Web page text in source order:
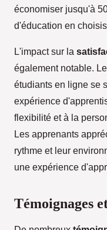
économiser jusqu'à
d'éducation en
L'impact sur la
également notable.
étudiants en ligne se
expérience
flexibilité et à la
Les apprenants
rythme et leur
une expérience
Témoignages